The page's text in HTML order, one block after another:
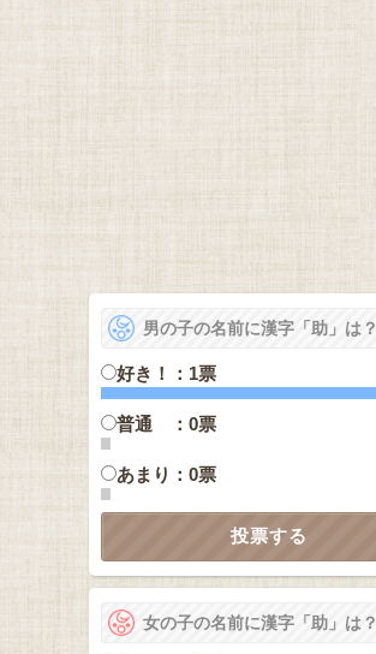
男の子の名前に漢字「助」は？
好き！：1票
普通 ：0票
あまり：0票
女の子の名前に漢字「助」は？